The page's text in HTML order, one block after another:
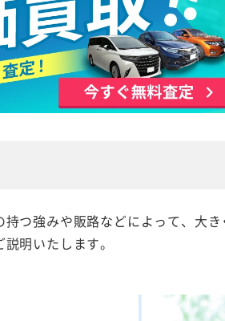
つ強みや販路などによって、大き
明いたします。